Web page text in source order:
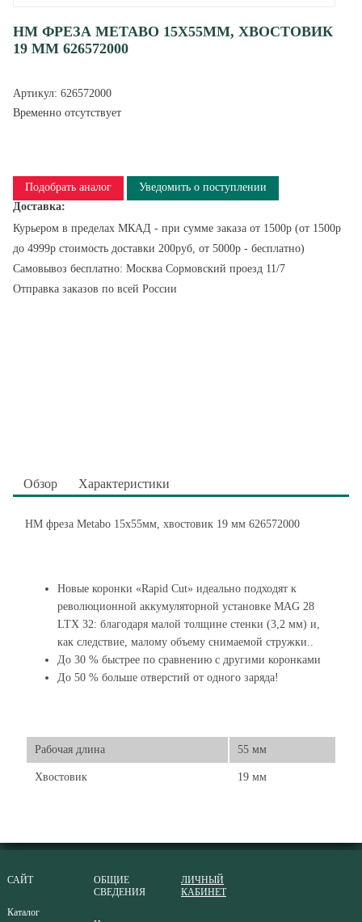
HM ФРЕЗА METABO 15X55ММ, ХВОСТОВИК
19 ММ 626572000
Артикул: 626572000
Временно отсутствует
Подобрать аналог
Уведомить о поступлении
Доставка:
Курьером в пределах МКАД - при сумме заказа от 1500р (от 1500р
до 4999р стоимость доставки 200руб, от 5000р - бесплатно)
Самовывоз бесплатно: Москва Сормовский проезд 11/7
Отправка заказов по всей России
Обзор Характеристики
HM фреза Metabo 15x55мм, хвостовик 19 мм 626572000
Новые коронки «Rapid Cut» идеально подходят к
революционной аккумуляторной установке MAG 28
LTX 32: благодаря малой толщине стенки (3,2 мм) и,
как следствие, малому объему снимаемой стружки..
До 30 % быстрее по сравнению с другими коронками
До 50 % больше отверстий от одного заряда!
Рабочая длина 55 мм
Хвостовик 19 мм
САЙТ
Каталог
ОБЩИЕ
СВЕДЕНИЯ
ЛИЧНЫЙ
КАБИНЕТ